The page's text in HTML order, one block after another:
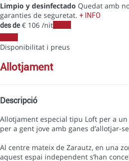
Limpio y desinfectado Quedat amb
garanties de seguretat. + INFO
des de€ 106 /nit
Disponibilitat i preus
allotjament
Descripció
Allotjament especial tipu Loft per a
per a gent jove amb ganes d’allotjar-
Al centre mateix de Zarautz, en una
aquest espai independent s’han